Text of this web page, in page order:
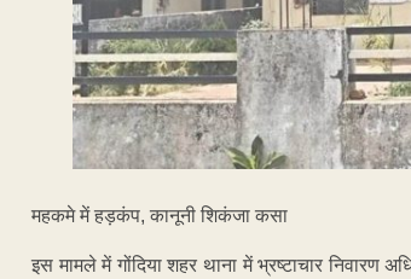
महकमे में हड़कंप, कानूनी शिकंजा कसा
इस मामले में गोंदिया शहर थाना में भ्रष्टाचार